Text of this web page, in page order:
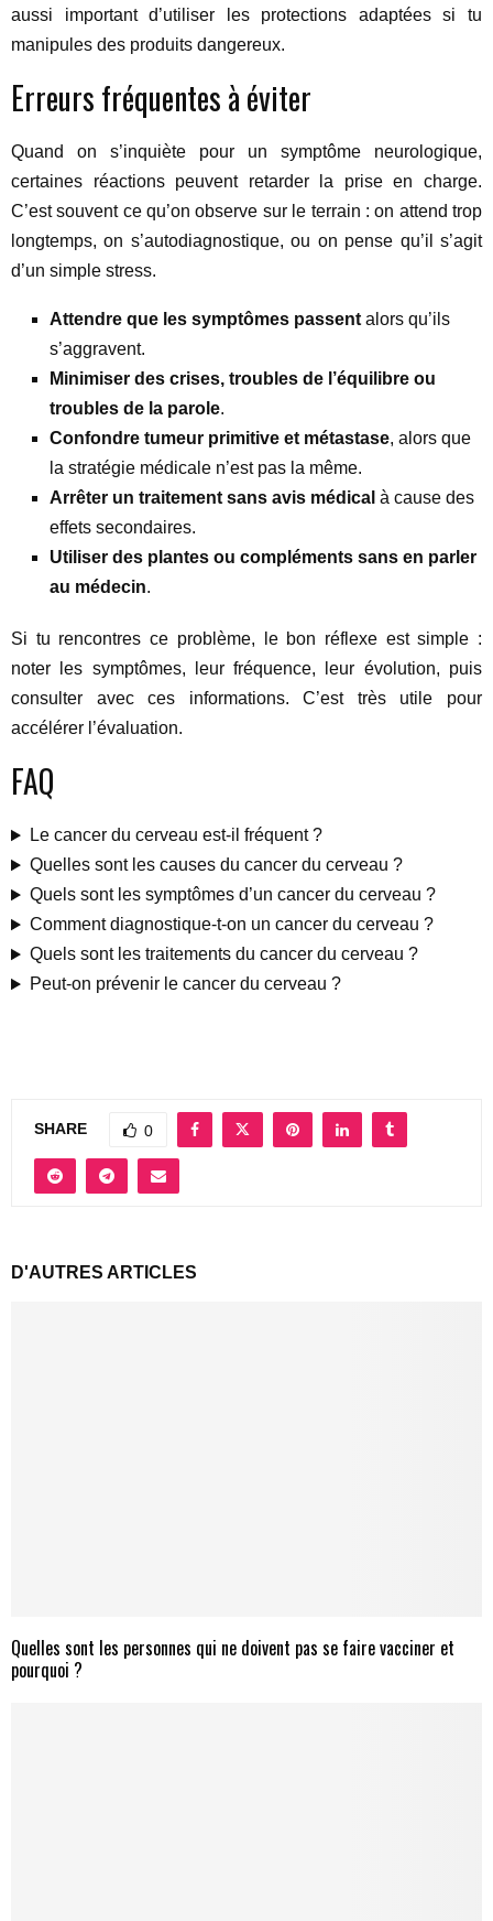
aussi important d’utiliser les protections adaptées si tu
manipules des produits dangereux.
Erreurs fréquentes à éviter
Quand on s’inquiète pour un symptôme neurologique,
certaines réactions peuvent retarder la prise en charge.
C’est souvent ce qu’on observe sur le terrain : on attend trop
longtemps, on s’autodiagnostique, ou on pense qu’il s’agit
d’un simple stress.
Attendre que les symptômes passent alors qu’ils
s’aggravent.
Minimiser des crises, troubles de l’équilibre ou
troubles de la parole.
Confondre tumeur primitive et métastase, alors que
la stratégie médicale n’est pas la même.
Arrêter un traitement sans avis médical à cause des
effets secondaires.
Utiliser des plantes ou compléments sans en parler
au médecin.
Si tu rencontres ce problème, le bon réflexe est simple :
noter les symptômes, leur fréquence, leur évolution, puis
consulter avec ces informations. C’est très utile pour
accélérer l’évaluation.
FAQ
Le cancer du cerveau est-il fréquent ?
Quelles sont les causes du cancer du cerveau ?
Quels sont les symptômes d’un cancer du cerveau ?
Comment diagnostique-t-on un cancer du cerveau ?
Quels sont les traitements du cancer du cerveau ?
Peut-on prévenir le cancer du cerveau ?
SHARE 0
D'AUTRES ARTICLES
Quelles sont les personnes qui ne doivent pas se faire vacciner et
pourquoi ?